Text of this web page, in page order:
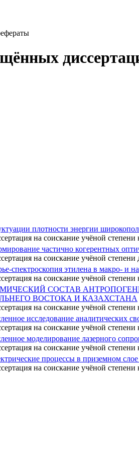
плотности энергии
на соискание учёной
частично когерентных
на соискание учёной
спектроскопия этилена в макро- и
на соискание учёной
СОСТАВ
ВОСТОКА И КАЗАХСТАНА
на соискание учёной
исследование аналитических
на соискание учёной
моделирование лазерного
на соискание учёной
процессы в приземном
на соискание учёной